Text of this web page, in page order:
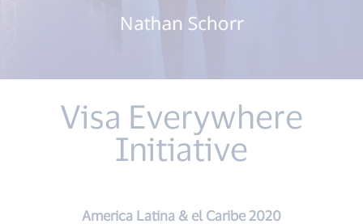
Visa Everywhere
Initiative
America Latina & el Caribe 2020